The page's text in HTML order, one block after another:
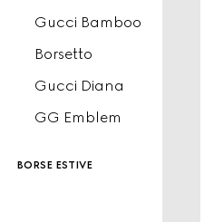
Gucci Bamboo
Borsetto
Gucci Diana
GG Emblem
borse estive